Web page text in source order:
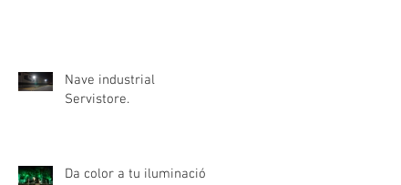
Nave industrial
Servistore.
Da color a tu iluminación.